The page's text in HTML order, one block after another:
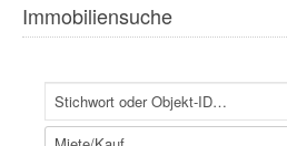
Immobiliensuche